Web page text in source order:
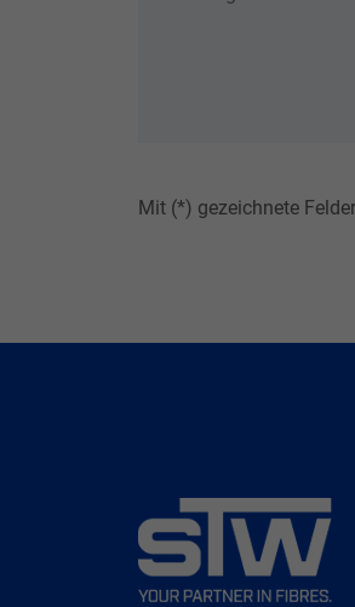
Mit (*) gezeichnete